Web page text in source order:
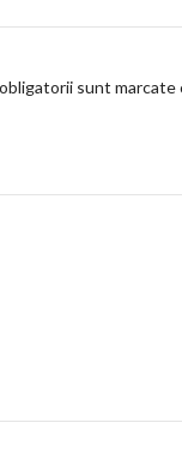
sunt marcate